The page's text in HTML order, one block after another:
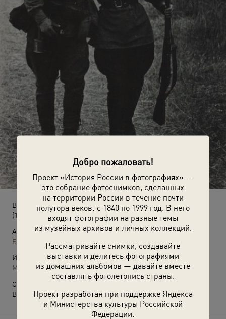
Добро пожаловать!
Проект «История России в фотографиях» —
это собрание фотоснимков, сделанных
на территории России в течение почти
полутора веков: с 1840 по 1999 год. В него
входят фотографии на разные темы
из музейных архивов и личных коллекций.
Рассматривайте снимки, создавайте
выставки и делитесь фотографиями
из домашних альбомов — давайте вместе
составлять фотолетопись страны.
Проект разработан при поддержке Яндекса
и Министерства культуры Российской
Федерации.
В медсанбат
(1941 - 1943)
Автор:
Борис Ярославцев
Источники:
МАММ / МДФ
О фотографии:
Выставка«Женщины на войне»с этой фотографией.